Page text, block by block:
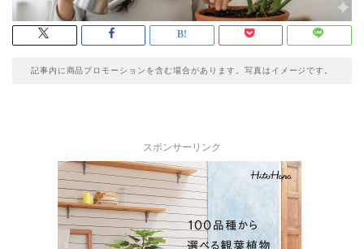
記事内に商品プロモーションを含む場合があります。写真はイメージです。
スポンサーリンク